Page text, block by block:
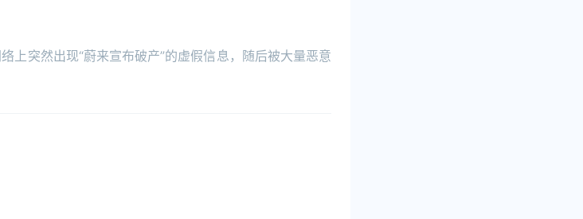
上突然出现“蔚来宣布破产”的虚假信息，随后被大量恶意